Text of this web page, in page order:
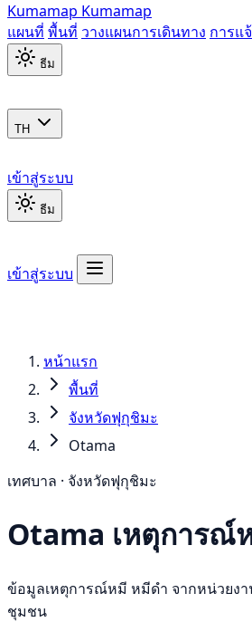
Kumamap Kumamap
แผนที่ พื้นที่ วางแผนการเดินทาง การแ
ธีม
TH
เข้าสู่ระบบ
ธีม
เข้าสู่ระบบ
หน้าแรก
พื้นที่
จังหวัดฟุกุชิมะ
Otama
เทศบาล · จังหวัดฟุกุชิมะ
Otama เหตุการณ์
ข้อมูลเหตุการณ์หมี หมีดำ จากหน่วยงา
ชุมชน